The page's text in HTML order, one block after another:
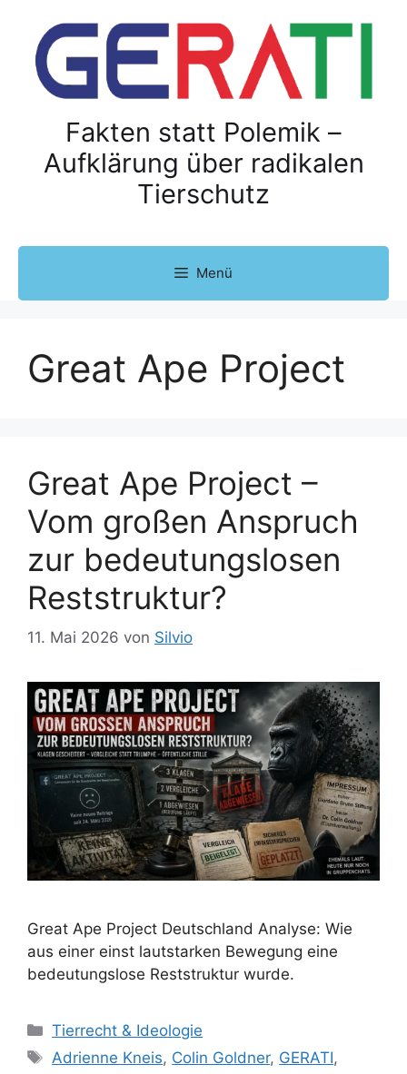
Fakten statt Polemik –
Aufklärung über radikalen
Tierschutz
Menü
Great Ape Project
Great Ape Project –
Vom großen Anspruch
zur bedeutungslosen
Reststruktur?
11. Mai 2026 von Silvio
Great Ape Project Deutschland Analyse: Wie
aus einer einst lautstarken Bewegung eine
bedeutungslose Reststruktur wurde.
K
a
Tierrecht & Ideologie
S
Adrienne Kneis, Colin Goldner, GERATI,